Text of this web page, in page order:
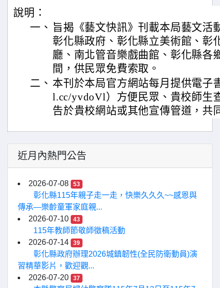
說明：
一、 旨揭《藝文快訊》刊載本局藝文活
彰化縣政府、彰化縣立美術館、彰
廳、南北管音樂戲曲館、彰化縣各
間，供民眾免費索取。
二、 本刊於本局官方網站每月提供電子
l.cc/yvdoVl）方便民眾、貴校師生
告於貴校網站或其他宣傳管道，共
近月內熱門公告
2026-07-08 53
彰化縣115年親子走一走，快樂久久久~~感恩與
傳承—樂齡童軍家庭親...
2026-07-10
43
115年教師節敬師徵稿活動
2026-07-14
39
彰化縣政府辦理2026城鎮韌性(全民防衛動員)演
習精華影片，歡迎觀...
2026-07-20
37